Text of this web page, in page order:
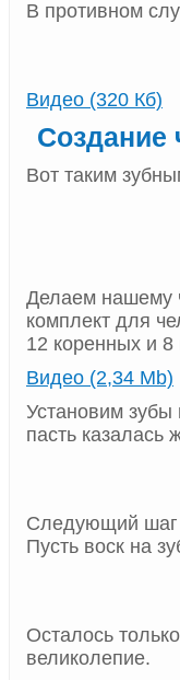
В противном
Видео (320 Кб)
Создание
Вот таким
Делаем нашему
комплект для
12 коренных и 8
Видео (2,34 Mb)
Установим зубы
пасть казалась
Следующий шаг
Пусть воск на
Осталось
великолепие.